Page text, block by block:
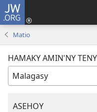
JW.ORG
Matio
HAMAKY AMIN'NY TENY
ASEHOY